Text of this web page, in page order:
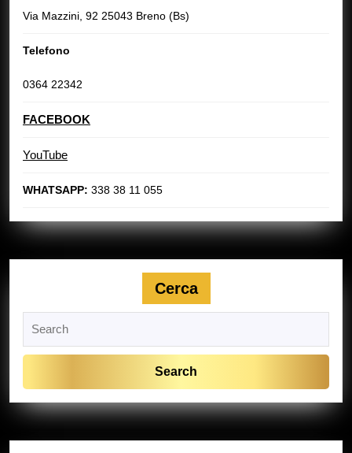
Via Mazzini, 92 25043 Breno (Bs)
Telefono
0364 22342
FACEBOOK
YouTube
WHATSAPP: 338 38 11 055
Cerca
for: